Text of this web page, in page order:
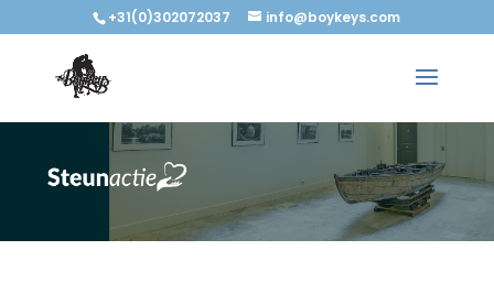
+31(0)302072037 info@boykeys.com